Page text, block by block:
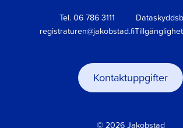
Tel. 06 786 3111
registraturen@jakobstad.fi
Kontaktuppgifter
© 2026 Jakobstad